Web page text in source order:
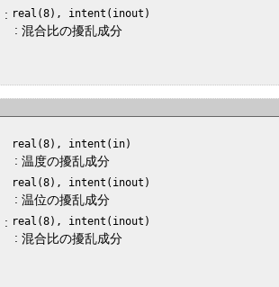
: real(8), intent(inout)
: 混合比の擾乱成分
real(8), intent(in)
: 温度の擾乱成分
real(8), intent(inout)
: 温位の擾乱成分
: real(8), intent(inout)
: 混合比の擾乱成分